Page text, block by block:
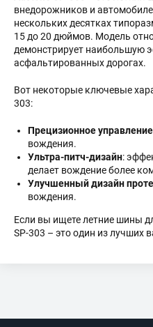
ОПЛАТА
ОТЗЫВЫ
внедорожников и
нескольких десятках
15 до 20 дюймов. Модель
демонстрирует наибольшую
асфальтированных дорогах.
Вот некоторые ключевые
303:
Прецизионное управление
вождения.
Ультра-питч-дизайн:
делает вождение более
Улучшенный дизайн
вождения.
Если вы ищете летние шины
SP-303 – это один из лучших